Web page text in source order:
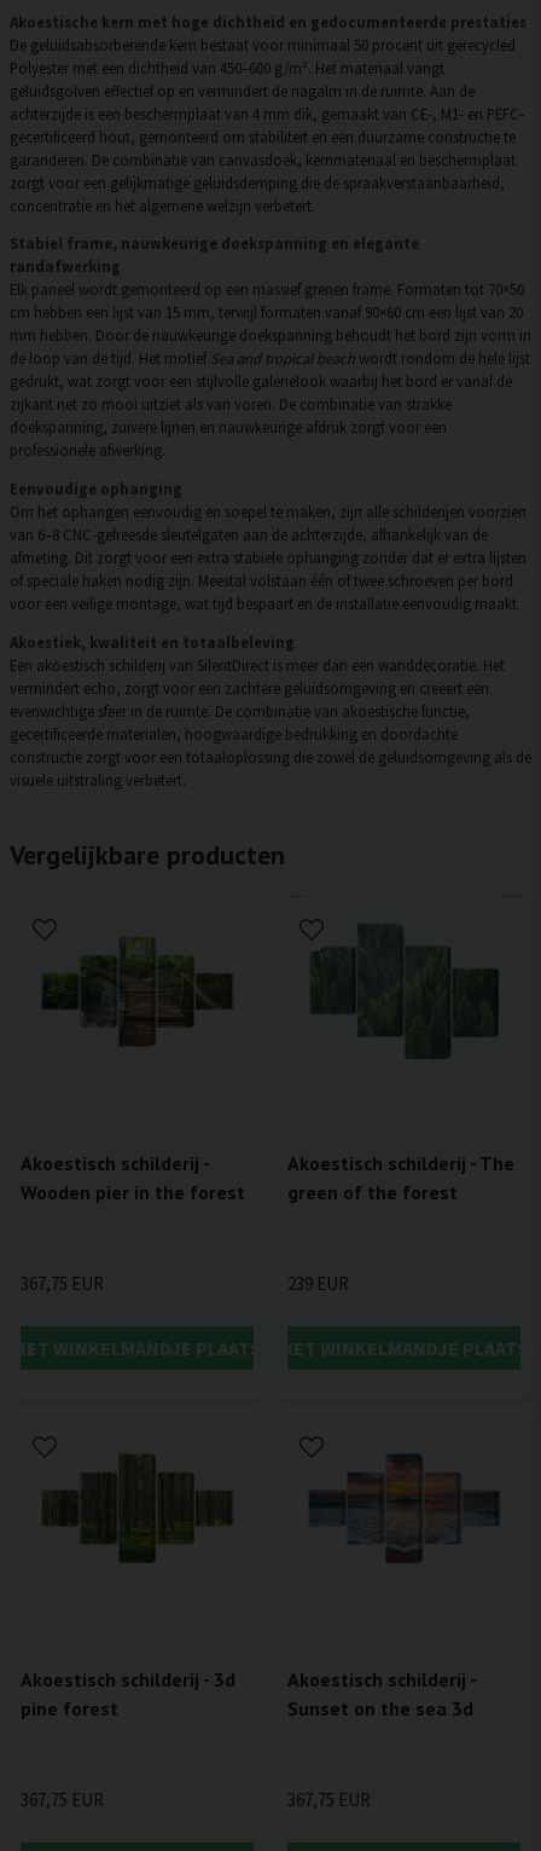
Akoestische kern met hoge dichtheid en gedocumenteerde prestaties
De geluidsabsorberende kern bestaat voor minimaal 50 procent uit gerecycled
Polyester met een dichtheid van 450–600 g/m². Het materiaal vangt
geluidsgolven effectief op en vermindert de nagalm in de ruimte. Aan de
achterzijde is een beschermplaat van 4 mm dik, gemaakt van CE-, M1- en PEFC-
gecertificeerd hout, gemonteerd om stabiliteit en een duurzame constructie te
garanderen. De combinatie van canvasdoek, kernmateriaal en beschermplaat
zorgt voor een gelijkmatige geluidsdemping die de spraakverstaanbaarheid,
concentratie en het algemene welzijn verbetert.
Stabiel frame, nauwkeurige doekspanning en elegante
randafwerking
Elk paneel wordt gemonteerd op een massief grenen frame. Formaten tot 70×50
cm hebben een lijst van 15 mm, terwijl formaten vanaf 90×60 cm een lijst van 20
mm hebben. Door de nauwkeurige doekspanning behoudt het bord zijn vorm in
de loop van de tijd. Het motief Sea and tropical beach wordt rondom de hele lijst
gedrukt, wat zorgt voor een stijlvolle galerielook waarbij het bord er vanaf de
zijkant net zo mooi uitziet als van voren. De combinatie van strakke
doekspanning, zuivere lijnen en nauwkeurige afdruk zorgt voor een
professionele afwerking.
Eenvoudige ophanging
Om het ophangen eenvoudig en soepel te maken, zijn alle schilderijen voorzien
van 6–8 CNC-gefreesde sleutelgaten aan de achterzijde, afhankelijk van de
afmeting. Dit zorgt voor een extra stabiele ophanging zonder dat er extra lijsten
of speciale haken nodig zijn. Meestal volstaan één of twee schroeven per bord
voor een veilige montage, wat tijd bespaart en de installatie eenvoudig maakt.
Akoestiek, kwaliteit en totaalbeleving
Een akoestisch schilderij van SilentDirect is meer dan een wanddecoratie. Het
vermindert echo, zorgt voor een zachtere geluidsomgeving en creëert een
evenwichtige sfeer in de ruimte. De combinatie van akoestische functie,
gecertificeerde materialen, hoogwaardige bedrukking en doordachte
constructie zorgt voor een totaaloplossing die zowel de geluidsomgeving als de
visuele uitstraling verbetert.
Vergelijkbare producten
Akoestisch schilderij -
Wooden pier in the forest
367,75 EUR
HET WINKELMANDJE PLAATSEN
Akoestisch schilderij - The
green of the forest
239 EUR
IN HET WINKELMANDJE
Akoestisch schilderij - 3d
pine forest
367,75 EUR
Akoestisch schilderij -
Sunset on the sea 3d
367,75 EUR